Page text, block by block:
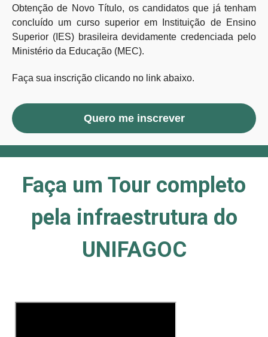
Obtenção de Novo Título, os candidatos que já tenham
concluído um curso superior em Instituição de Ensino
Superior (IES) brasileira devidamente credenciada pelo
Ministério da Educação (MEC).
Faça sua inscrição clicando no link abaixo.
Quero me inscrever
Faça um Tour completo
pela infraestrutura do
UNIFAGOC